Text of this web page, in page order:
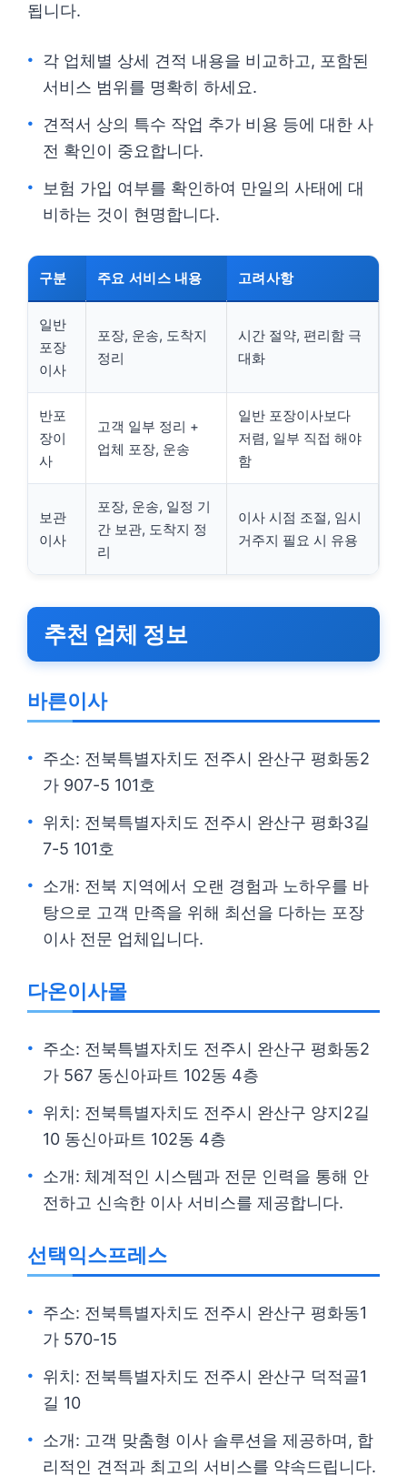
됩니다.
각 업체별 상세 견적 내용을 비교하고, 포함된
서비스 범위를 명확히 하세요.
견적서 상의 특수 작업 추가 비용 등에 대한 사
전 확인이 중요합니다.
보험 가입 여부를 확인하여 만일의 사태에 대
비하는 것이 현명합니다.
구분 주요 서비스 내용 고려사항
일반
포장
이사
포장, 운송, 도착지
정리
시간 절약, 편리함 극
대화
반포
장이
사
고객 일부 정리 +
업체 포장, 운송
일반 포장이사보다
저렴, 일부 직접 해야
함
보관
이사
포장, 운송, 일정 기
간 보관, 도착지 정
리
이사 시점 조절, 임시
거주지 필요 시 유용
추천 업체 정보
바른이사
주소: 전북특별자치도 전주시 완산구 평화동2
가 907-5 101호
위치: 전북특별자치도 전주시 완산구 평화3길
7-5 101호
소개: 전북 지역에서 오랜 경험과 노하우를 바
탕으로 고객 만족을 위해 최선을 다하는 포장
이사 전문 업체입니다.
다온이사몰
주소: 전북특별자치도 전주시 완산구 평화동2
가 567 동신아파트 102동 4층
위치: 전북특별자치도 전주시 완산구 양지2길
10 동신아파트 102동 4층
소개: 체계적인 시스템과 전문 인력을 통해 안
전하고 신속한 이사 서비스를 제공합니다.
선택익스프레스
주소: 전북특별자치도 전주시 완산구 평화동1
가 570-15
위치: 전북특별자치도 전주시 완산구 덕적골1
길 10
소개: 고객 맞춤형 이사 솔루션을 제공하며, 합
리적인 견적과 최고의 서비스를 약속드립니다.